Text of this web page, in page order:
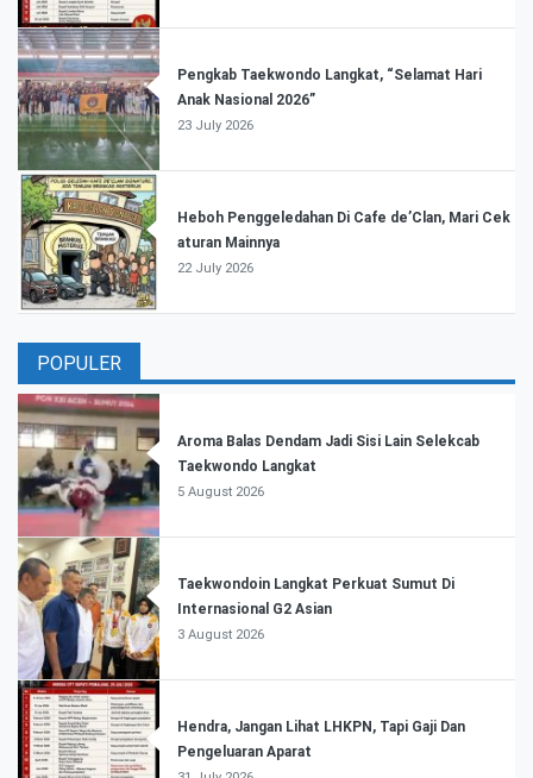
Pengkab Taekwondo Langkat, “Selamat Hari
Anak Nasional 2026”
23 July 2026
Heboh Penggeledahan Di Cafe de’Clan, Mari Cek
aturan Mainnya
22 July 2026
POPULER
Aroma Balas Dendam Jadi Sisi Lain Selekcab
Taekwondo Langkat
5 August 2026
Taekwondoin Langkat Perkuat Sumut Di
Internasional G2 Asian
3 August 2026
Hendra, Jangan Lihat LHKPN, Tapi Gaji Dan
Pengeluaran Aparat